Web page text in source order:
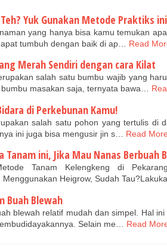
Yuk Gunakan Metode Praktiks
yang hanya bisa kamu temukan
tumbuh dengan baik di ap…
Read
Merah Sendiri dengan cara Kilat
salah satu bumbu wajib yang
masakan saja, ternyata bawa…
di Perkebunan Kamu!
salah satu pohon yang tertulis di
ini juga bisa mengusir jin s…
Read
Tanam ini, Jika Mau Nanas Berbuah
Tanam Kelengkeng di
Heigrow, Sudah
Buah Blewah
blewah relatif mudah dan simpel. Hal
Selain me…
Read